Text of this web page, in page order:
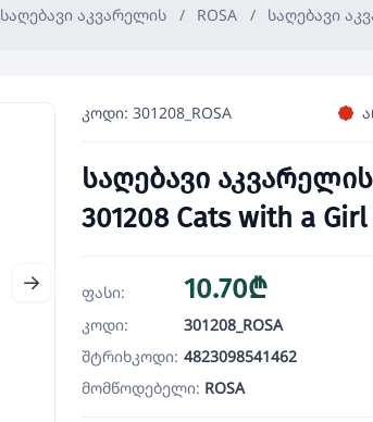
საღებავი აკვარელის / ROSA / საღებავი
კოდი: 301208_ROSA
საღებავი აკვარელის
301208 Cats with a
ფასი: 10.70₾
კოდი:
301208_ROSA
შტრიხკოდი: 4823098541462
მომწოდებელი: ROSA